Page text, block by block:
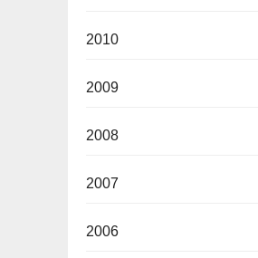
2010
2009
2008
2007
2006